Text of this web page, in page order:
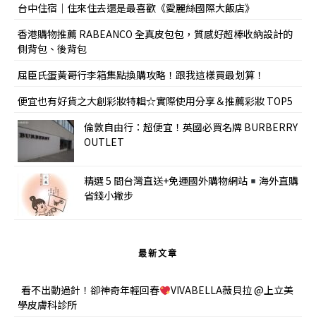
台中住宿｜住來住去還是最喜歡《愛麗絲國際大飯店》
香港購物推薦 RABEANCO 全真皮包包，質感好超棒收納設計的
側背包、後背包
屈臣氏蛋黃哥行李箱集點換購攻略！跟我這樣買最划算！
便宜也有好貨之大創彩妝特輯☆實際使用分享＆推薦彩妝 TOP5
倫敦自由行：超便宜！英國必買名牌 BURBERRY
OUTLET
精選 5 間台灣直送+免運國外購物網站
海外直購
省錢小撇步
最新文章
看不出動過針！卻神奇年輕回春
VIVABELLA薇貝拉 @上立美
學皮膚科診所